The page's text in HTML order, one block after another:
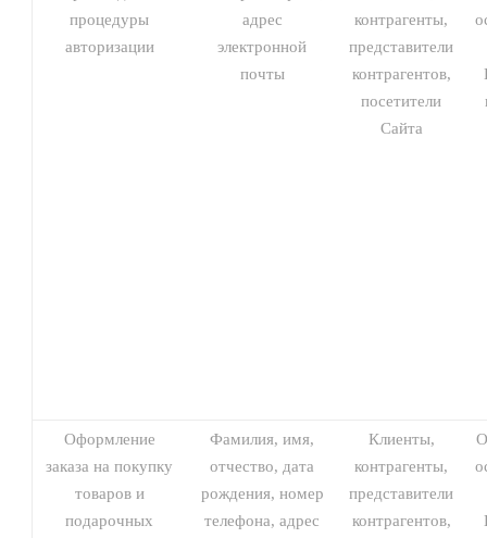
процедуры
авторизации
адрес
электронной
почты
контрагенты,
представители
контрагентов,
посетители
Сайта
Оформление
заказа на покупку
товаров и
подарочных
Фамилия, имя,
отчество, дата
рождения, номер
телефона, адрес
Клиенты,
контрагенты,
представители
контрагентов,